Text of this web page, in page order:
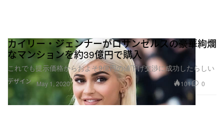
デザイン
カイリー・ジェンナーがロサンゼルスの豪華絢爛
なマンションを約39億円で購入
これでも提示価格からおよそ9億円の値下げ交渉に成功したらしい
May 1, 2020 101 0